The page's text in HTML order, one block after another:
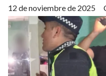
12 de noviembre de 2025